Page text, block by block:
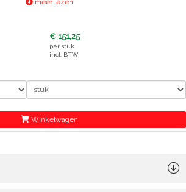
meer lezen
€ 151,25
per stuk
incl. BTW
Winkelwagen